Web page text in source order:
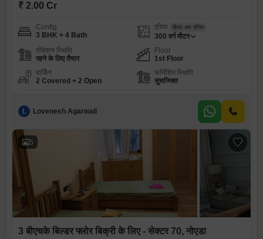
₹ 2.00 Cr
Config
3 BHK + 4 Bath
एरिया बिल्ट-अप एरिया
300 वर्ग मीटर
पॉसेशन स्थिति
रहने के लिए तैयार
Floor
1st Floor
पार्किंग
2 Covered + 2 Open
फर्निशिंग स्थिति
सुसज्जित
L Lovenesh Agarwall
5
3 बीएचके बिल्डर फ्लोर बिक्री के लिए - सेक्टर 70, नोएडा